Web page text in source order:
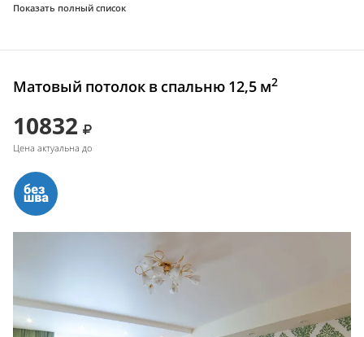
Показать полный список
Матовый потолок в спальню 12,5 м2
10832
Цена актуальна до